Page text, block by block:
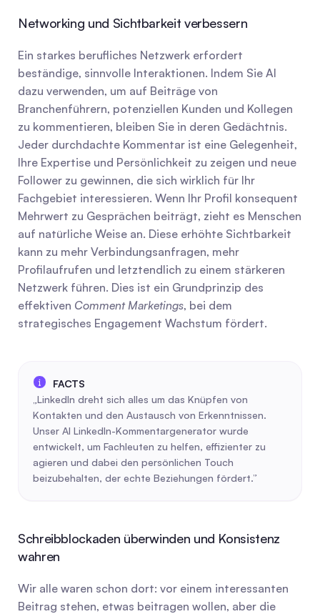
Networking und Sichtbarkeit verbessern
Ein starkes berufliches Netzwerk erfordert
beständige, sinnvolle Interaktionen. Indem Sie AI
dazu verwenden, um auf Beiträge von
Branchenführern, potenziellen Kunden und Kollegen
zu kommentieren, bleiben Sie in deren Gedächtnis.
Jeder durchdachte Kommentar ist eine Gelegenheit,
Ihre Expertise und Persönlichkeit zu zeigen und neue
Follower zu gewinnen, die sich wirklich für Ihr
Fachgebiet interessieren. Wenn Ihr Profil konsequent
Mehrwert zu Gesprächen beiträgt, zieht es Menschen
auf natürliche Weise an. Diese erhöhte Sichtbarkeit
kann zu mehr Verbindungsanfragen, mehr
Profilaufrufen und letztendlich zu einem stärkeren
Netzwerk führen. Dies ist ein Grundprinzip des
effektiven Comment Marketings, bei dem
strategisches Engagement Wachstum fördert.
„LinkedIn dreht sich alles um das Knüpfen von
Kontakten und den Austausch von Erkenntnissen.
Unser AI LinkedIn-Kommentargenerator wurde
entwickelt, um Fachleuten zu helfen, effizienter zu
agieren und dabei den persönlichen Touch
beizubehalten, der echte Beziehungen fördert.”
Schreibblockaden überwinden und Konsistenz
wahren
Wir alle waren schon dort: vor einem interessanten
Beitrag stehen, etwas beitragen wollen, aber die